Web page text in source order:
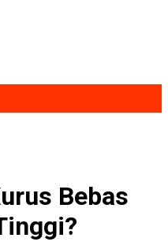
Bebas